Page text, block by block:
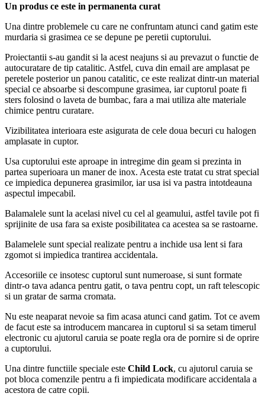
Un produs ce este in permanenta curat
Una dintre problemele cu care ne confruntam atunci cand gatim este
murdaria si grasimea ce se depune pe peretii cuptorului.
Proiectantii s-au gandit si la acest neajuns si au prevazut o functie de
autocuratare de tip catalitic. Astfel, cuva din email are amplasat pe
peretele posterior un panou catalitic, ce este realizat dintr-un material
special ce absoarbe si descompune grasimea, iar cuptorul poate fi
sters folosind o laveta de bumbac, fara a mai utiliza alte materiale
chimice pentru curatare.
Vizibilitatea interioara este asigurata de cele doua becuri cu halogen
amplasate in cuptor.
Usa cuptorului este aproape in intregime din geam si prezinta in
partea superioara un maner de inox. Acesta este tratat cu strat special
ce impiedica depunerea grasimilor, iar usa isi va pastra intotdeauna
aspectul impecabil.
Balamalele sunt la acelasi nivel cu cel al geamului, astfel tavile pot fi
sprijinite de usa fara sa existe posibilitatea ca acestea sa se rastoarne.
Balamelele sunt special realizate pentru a inchide usa lent si fara
zgomot si impiedica trantirea accidentala.
Accesoriile ce insotesc cuptorul sunt numeroase, si sunt formate
dintr-o tava adanca pentru gatit, o tava pentru copt, un raft telescopic
si un gratar de sarma cromata.
Nu este neaparat nevoie sa fim acasa atunci cand gatim. Tot ce avem
de facut este sa introducem mancarea in cuptorul si sa setam timerul
electronic cu ajutorul caruia se poate regla ora de pornire si de oprire
a cuptorului.
Una dintre functiile speciale este Child Lock, cu ajutorul caruia se
pot bloca comenzile pentru a fi impiedicata modificare accidentala a
acestora de catre copii.